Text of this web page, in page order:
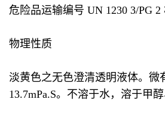
危险品运输编号 UN 1230 3/PG
物理性质
淡黄色之无色澄清透明液体。微
13.7mPa.S。不溶于水，溶于甲